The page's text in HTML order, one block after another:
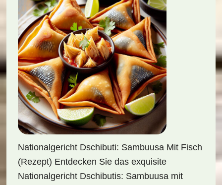
Nationalgericht Dschibuti: Sambuusa Mit Fisch
(Rezept) Entdecken Sie das exquisite
Nationalgericht Dschibutis: Sambuusa mit